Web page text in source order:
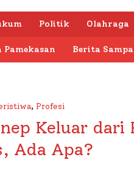
Politik Olahraga
Pamekasan Berita
, Profesi
Keluar dari
Ada Apa?